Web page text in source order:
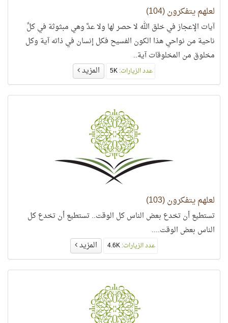
لعلهم يتفكرون (104)
آيات الإعجاز في خلق الله لا حصر لها ولا عدَّ وهي مبثوثة في كلِّ
ناحية من نواحي هذا الكون الفسيح فكل إنسان في ذاته آية وكل
مخلوق من المخلوقات آية..
عدد الزيارات: المزيد
لعلهم يتفكرون (103)
تستطيع أن تخدع بعض الناس كل الوقت.. تستطيع أن تخدع كل
الناس بعض الوقت....
عدد الزيارات: المزيد